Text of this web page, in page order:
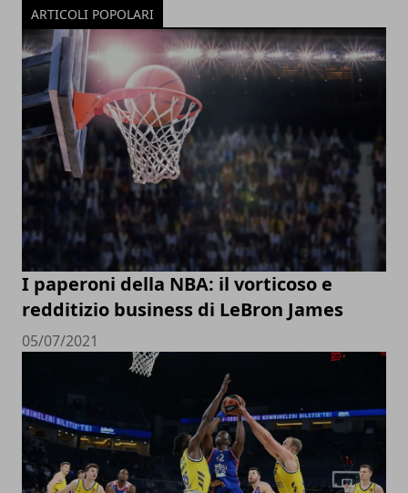
ARTICOLI POPOLARI
I paperoni della NBA: il vorticoso e
redditizio business di LeBron James
05/07/2021